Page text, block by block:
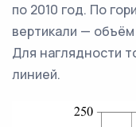
по 2010 год. По
вертикали —
Для наглядности
линией.